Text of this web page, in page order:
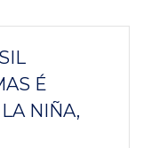
É
NIÑA,